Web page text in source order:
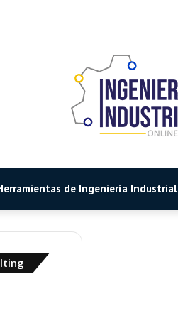
de Ingeniería Industrial